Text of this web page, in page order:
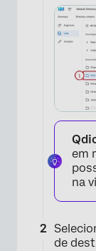
em
na
de